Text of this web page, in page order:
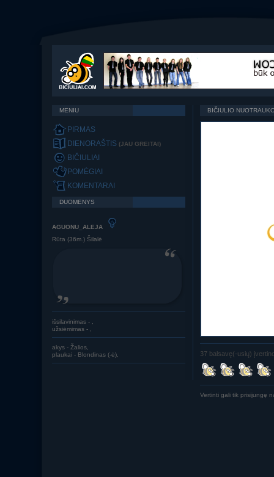
MENIU
PIRMAS
DIENORAŠTIS (JAU GREITAI)
BIČIULIAI
POMĖGIAI
KOMENTARAI
DUOMENYS
AGUONU_ALEJA
Rūta (36m.) Šilalė
išsilavinimas - ,
užsiėmimas - ,
akys - Žalios,
plaukai - Blondinas (-ė),
BIČIULIO
37 balsavę(-usių)
Vertinti gali tik prisijungę